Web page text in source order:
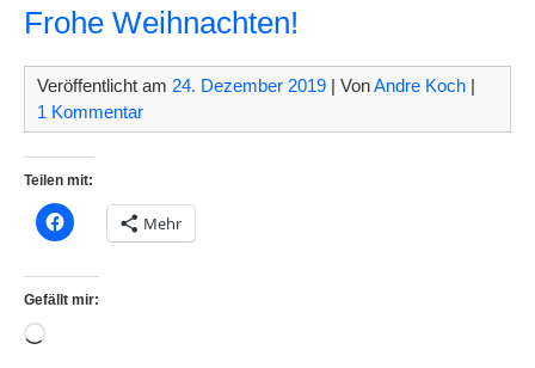
Frohe Weihnachten!
Veröffentlicht am 24. Dezember 2019 | VonAndre Koch |
1 Kommentar
Teilen mit:
Mehr
Gefällt mir:
Wird